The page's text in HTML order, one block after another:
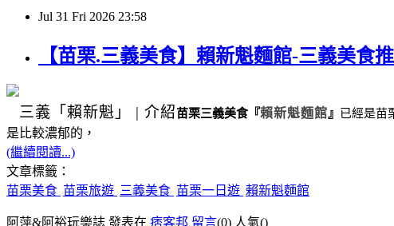
Jul 31 Fri 2026 23:58
【苗栗.三義美食】賴新魁麵館-三義美食
三義 「賴新魁」 | 介紹苗栗三義美食 『賴新魁麵館』 已經是苗
是比較濃郁的，
(繼續閱讀...)
文章標籤：
苗栗美食 苗栗旅遊 三義美食 苗栗一日遊 賴新魁麵館
阿萍&阿裕玩樂誌 發表在 痞客邦 留言(0) 人氣()